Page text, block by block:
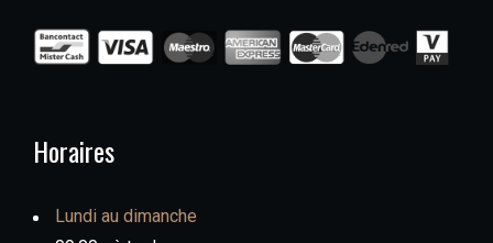
Horaires
Lundi au dimanche